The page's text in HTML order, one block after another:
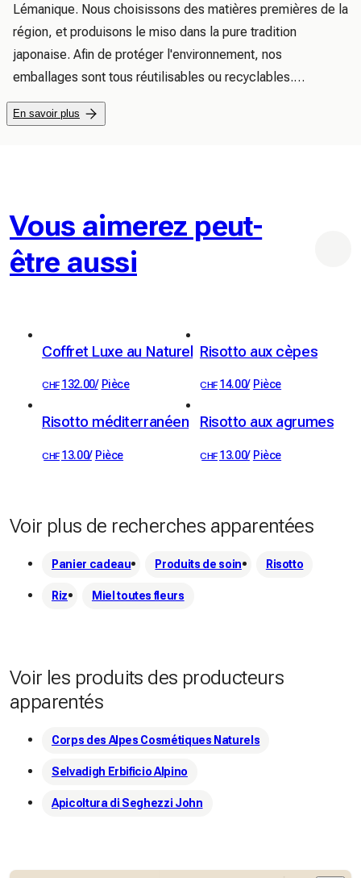
Lémanique. Nous choisissons des matières premières de la
région, et produisons le miso dans la pure tradition
japonaise. Afin de protéger l'environnement, nos
emballages sont tous réutilisables ou recyclables.
Nos produits :
◆Pâte de miso : ingrédient idéal pour cuisiner, faire des
En savoir plus
Vous aimerez peut-
être aussi
Coffret Luxe au Naturel
CHF 132.00/ Pièce
Risotto aux cèpes
CHF 14.00/ Pièce
Risotto méditerranéen
CHF 13.00/ Pièce
Risotto aux agrumes
CHF 13.00/ Pièce
Voir plus de recherches apparentées
Panier cadeau Produits de soin Risotto
Riz Miel toutes fleurs
Voir les produits des producteurs
apparentés
Corps des Alpes Cosmétiques Naturels
Selvadigh Erbificio Alpino
Apicoltura di Seghezzi John